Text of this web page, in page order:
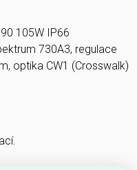
105W IP66
730A3, regulace
optika CW1 (Crosswalk)